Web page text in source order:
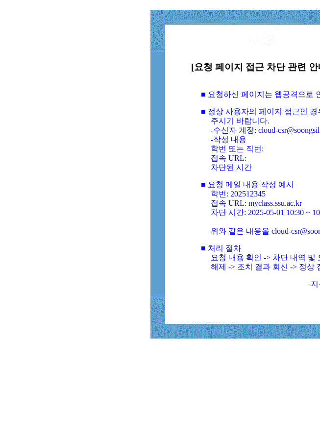
[요청 페이지 접근 차단 관련 안
■ 요청하신 페이지는 웹공격으로
■ 정상 사용자의 페이지 접근인
주시기 바랍니다.
-수신자 계정: cloud-
-작성 내용
학번 또는 직번:
접속 URL:
차단된 시간
■ 요청 메일 내용 작성 예시
학번: 202512345
접속 URL: myclass.ssu.ac.kr
차단 시간: 2025-05-01 10:30 ~
위와 같은 내용을 cloud-
■ 처리 절차
요청 내용 확인 -> 차단 내역
해제 -> 조치 결과 회신 -> 정상
-